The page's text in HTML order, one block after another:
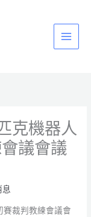
克機器人
議會議
息
裁判教練會議會